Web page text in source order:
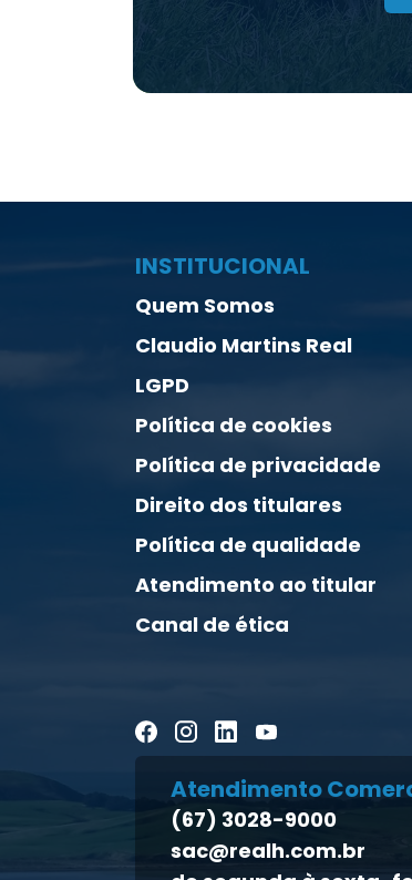
INSTITUCIONAL
Quem Somos
Claudio Martins Real
LGPD
Política de cookies
Política de privacidade
Direito dos titulares
Política de qualidade
Atendimento ao titular
Canal de ética
Atendimento
(67) 3028-9000
sac@realh.com.br